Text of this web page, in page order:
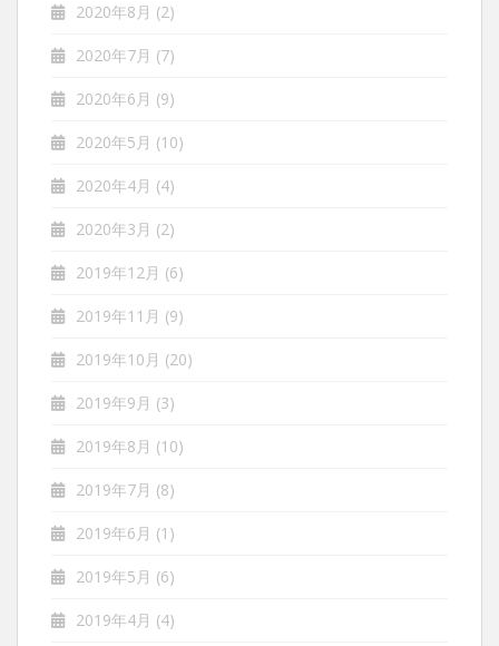
2020年8月 (2)
2020年7月 (7)
2020年6月 (9)
2020年5月 (10)
2020年4月 (4)
2020年3月 (2)
2019年12月 (6)
2019年11月 (9)
2019年10月 (20)
2019年9月 (3)
2019年8月 (10)
2019年7月 (8)
2019年6月 (1)
2019年5月 (6)
2019年4月 (4)